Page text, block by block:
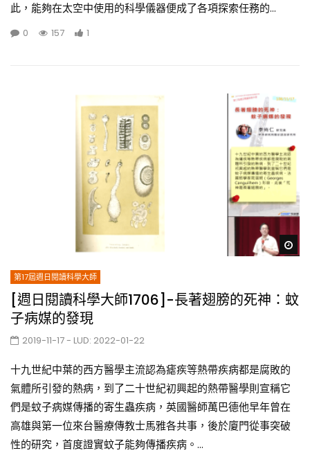
此，能夠在太空中使用的科學儀器便成了各項探索任務的...
0 157 1
第17屆週日閱讀科學大師
[週日閱讀科學大師1706]-長著翅膀的死神：蚊
子病媒的發現
2019-11-17- LUD: 2022-01-22
十九世紀中葉的西方醫學主流認為瘧疾等熱帶疾病都是腐敗的
氣體所引發的熱病，到了二十世紀初興起的熱帶醫學則宣稱它
們是蚊子病媒傳播的寄生蟲疾病，英國醫師萬巴德他早年曾在
高雄與第一位來台醫療傳教士馬雅各共事，後於廈門從事突破
性的研究，首度證實蚊子能夠傳播疾病。...